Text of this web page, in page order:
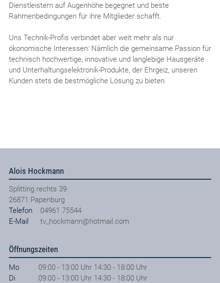
Dienstleistern auf Augenhöhe begegnet und beste
Rahmenbedingungen für ihre Mitglieder schafft.
Uns Technik-Profis verbindet aber weit mehr als nur
ökonomische Interessen: Nämlich die gemeinsame Passion für
technisch hochwertige, innovative und langlebige Hausgeräte
und Unterhaltungselektronik-Produkte, der Ehrgeiz, unseren
Kunden stets die bestmögliche Lösung zu bieten.
Alois Hockmann
Splitting rechts 39
26871 Papenburg
Telefon
04961 75544
E-Mail
tv_hockmann@hotmail.com
Öffnungszeiten
Mo
09:00 - 13:00 Uhr 14:30 - 18:00 Uhr
Di
09:00 - 13:00 Uhr 14:30 - 18:00 Uhr